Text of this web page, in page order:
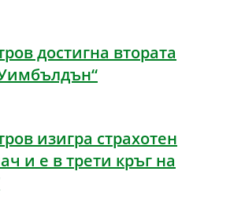
достигна втората
изигра страхотен
и е в трети кръг на